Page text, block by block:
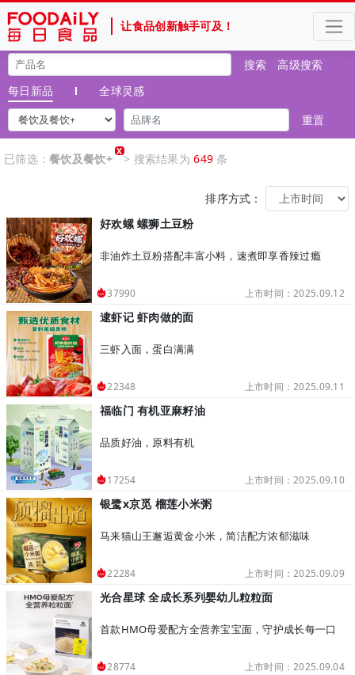
让食品创新触手可及！
搜索
高级搜索
每日新品
全球灵感
重置
已筛选：餐饮及餐饮+
X
> 搜索结果为649 条
排序方式：
好欢螺 螺狮土豆粉
非油炸土豆粉搭配丰富小料，速煮即享香辣过瘾
37990 上市时间：2025.09.12
逮虾记 虾肉做的面
三虾入面，蛋白满满
22348 上市时间：2025.09.11
福临门 有机亚麻籽油
品质好油，原料有机
17254 上市时间：2025.09.10
银鹭x京觅 榴莲小米粥
马来猫山王邂逅黄金小米，简洁配方浓郁滋味
22284 上市时间：2025.09.09
光合星球 全成长系列婴幼儿粒粒面
首款HMO母爱配方全营养宝宝面，守护成长每一口
28774 上市时间：2025.09.04